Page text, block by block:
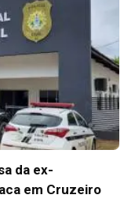
da ex-
em Cruzeiro